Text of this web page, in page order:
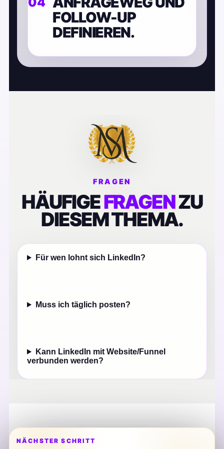
FOLLOW-UP
DEFINIEREN.
FRAGEN
HÄUFIGEFRAGENZU
DIESEM THEMA.
Für wen lohnt sich LinkedIn?
Muss ich täglich posten?
Kann LinkedIn mit Website/Funnel
verbunden werden?
NÄCHSTER SCHRITT